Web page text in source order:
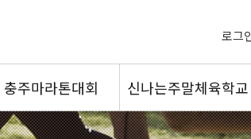
로그
충주마라톤대회 신나는주말체육학교
공지사항